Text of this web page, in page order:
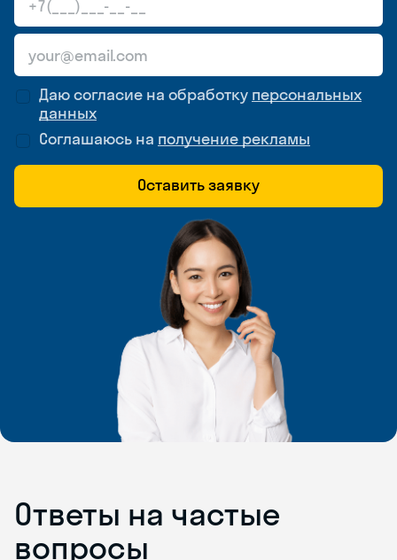
Даю согласие на обработку персональных
данных
Соглашаюсь на получение рекламы
Оставить заявку
Ответы на частые
вопросы